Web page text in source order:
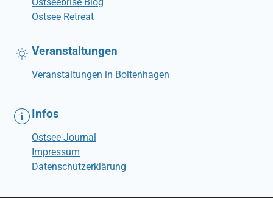
Ostsee Retreat
Veranstaltungen
Veranstaltungen in Boltenhagen
Infos
Ostsee-Journal
Impressum
Datenschutzerklärung